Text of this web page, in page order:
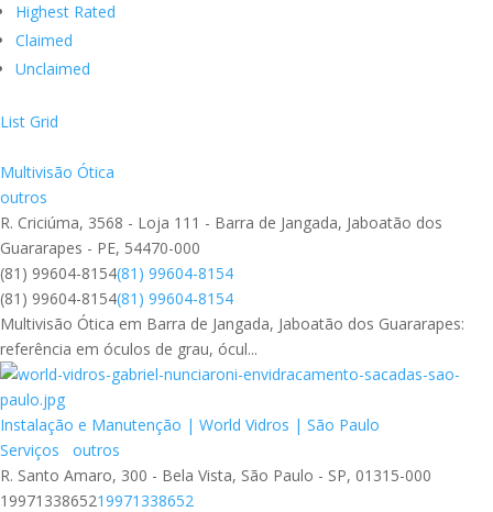
Highest Rated
Claimed
Unclaimed
List Grid
Multivisão Ótica
outros
R. Criciúma, 3568 - Loja 111 - Barra de Jangada, Jaboatão dos
Guararapes - PE, 54470-000
(81) 99604-8154(81) 99604-8154
(81) 99604-8154(81) 99604-8154
Multivisão Ótica em Barra de Jangada, Jaboatão dos Guararapes:
referência em óculos de grau, ócul...
Instalação e Manutenção | World Vidros | São Paulo
Serviços
outros
R. Santo Amaro, 300 - Bela Vista, São Paulo - SP, 01315-000
1997133865219971338652